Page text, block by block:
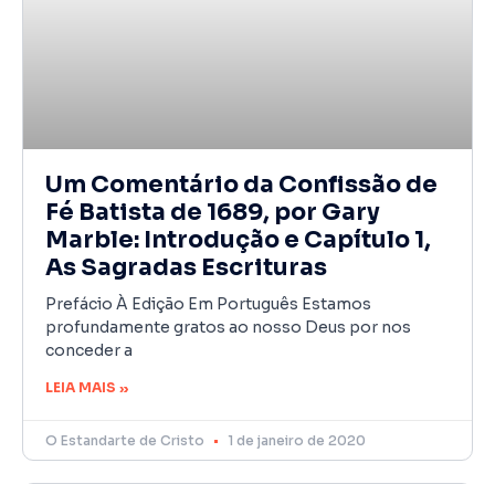
Um Comentário da Confissão de
Fé Batista de 1689, por Gary
Marble: Introdução e Capítulo 1,
As Sagradas Escrituras
Prefácio À Edição Em Português Estamos
profundamente gratos ao nosso Deus por nos
conceder a
LEIA MAIS »
O Estandarte de Cristo 1 de janeiro de 2020